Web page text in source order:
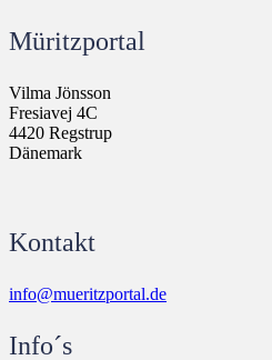
Müritzportal
Vilma Jönsson
Fresiavej 4C
4420 Regstrup
Dänemark
Kontakt
info@mueritzportal.de
Info´s